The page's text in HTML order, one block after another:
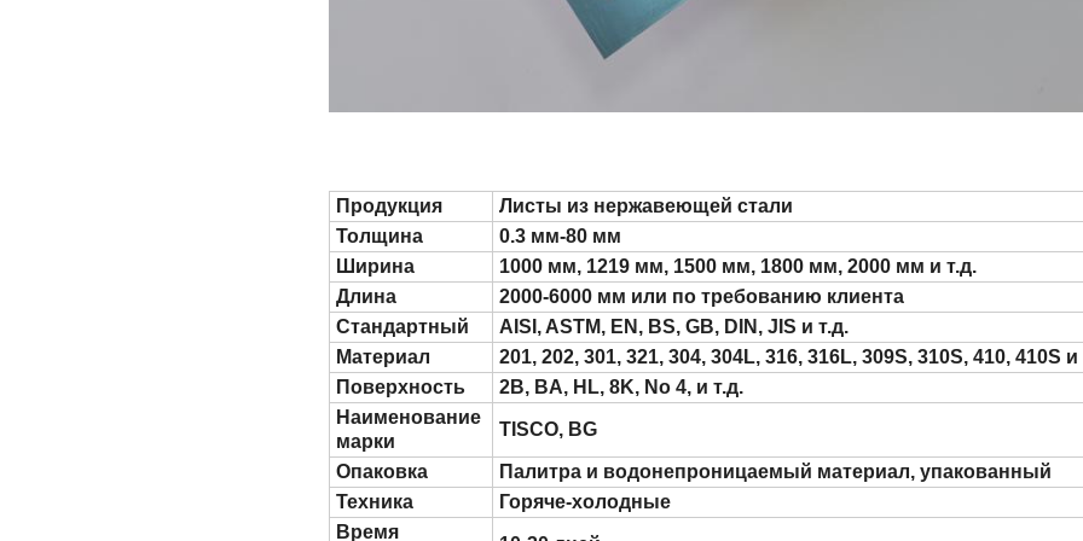
Продукция
Листы из нержавеющей стали
Толщина
0.3 мм-80 мм
Ширина
1000 мм, 1219 мм, 1500 мм, 1800 мм, 2000 мм и т.д.
Длина
2000-6000 мм или по требованию клиента
Стандартный
AISI, ASTM, EN, BS, GB, DIN, JIS и т.д.
Материал
201, 202, 301, 321, 304, 304L, 316, 316L, 309S, 310S, 410, 410S и
Поверхность
2B, BA, HL, 8K, No 4, и т.д.
Наименование
марки
TISCO, BG
Опаковка
Палитра и водонепроницаемый материал, упакованный
Техника
Горяче-холодные
Время